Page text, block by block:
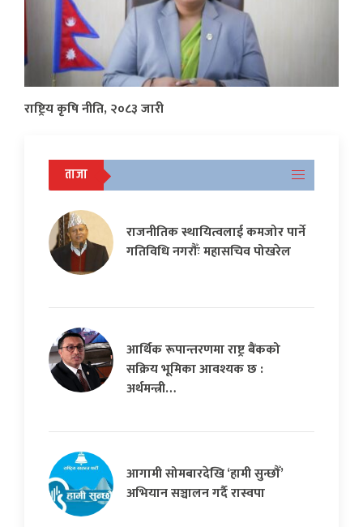
राष्ट्रिय कृषि नीति, २०८३ जारी
ताजा
राजनीतिक स्थायित्वलाई कमजोर पार्ने
गतिविधि नगरौँः महासचिव पोखरेल
आर्थिक रूपान्तरणमा राष्ट्र बैंकको
सक्रिय भूमिका आवश्यक छ :
अर्थमन्त्री…
आगामी सोमबारदेखि ‘हामी सुन्छौँ’
अभियान सञ्चालन गर्दै रास्वपा